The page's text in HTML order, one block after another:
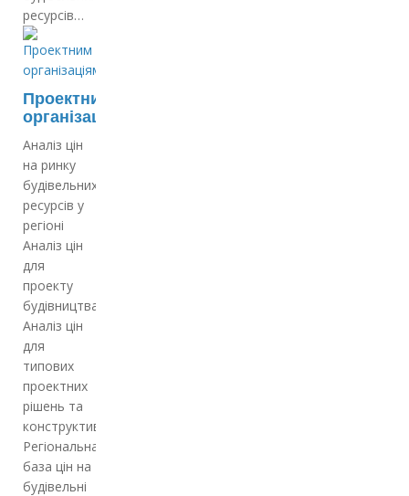
ресурсів…
Проектним
організаціям
Аналіз цін
на ринку
будівельних
ресурсів у
регіоні
Аналіз цін
для
проекту
будівництва
Аналіз цін
для
типових
проектних
рішень та
конструктивів
Регіональна
база цін на
будівельні